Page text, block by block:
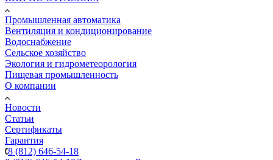
Промышленная автоматика
Вентиляция и кондиционирование
Водоснабжение
Сельское хозяйство
Экология и гидрометеорология
Пищевая промышленность
О компании
Новости
Статьи
Сертификаты
Гарантия
8 (812) 646-54-18